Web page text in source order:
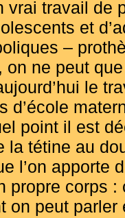
vrai travail de
et
–
on ne peut
le
d’école
point il est
la tétine au
l’on apporte
propre corps :
on peut